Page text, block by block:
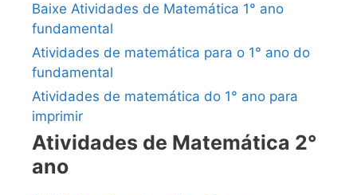
Baixe Atividades de Matemática 1° ano
fundamental
Atividades de matemática para o 1° ano do
fundamental
Atividades de matemática do 1° ano para
imprimir
Atividades de Matemática 2°
ano